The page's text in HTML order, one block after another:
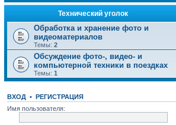
Технический уголок
Обработка и хранение фото и
видеоматериалов
Темы: 2
Обсуждение фото-, видео- и
компьютерной техники в поездках
Темы: 1
ВХОД • РЕГИСТРАЦИЯ
Имя пользователя: